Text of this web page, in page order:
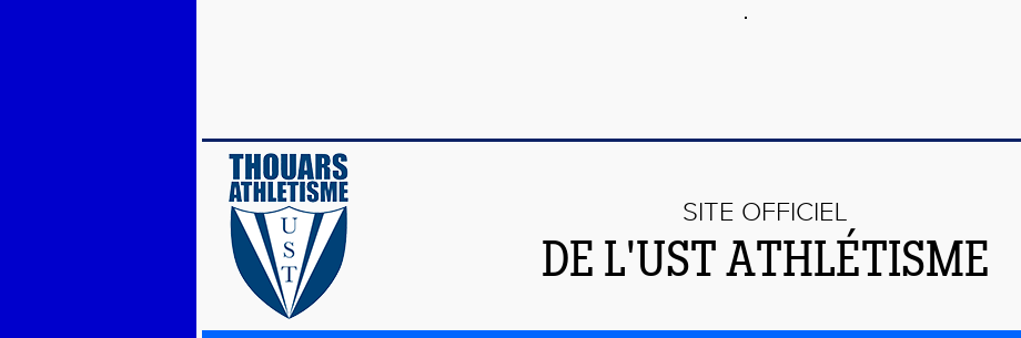
SITE OFFICIEL
DE L'UST ATHLÉTISME